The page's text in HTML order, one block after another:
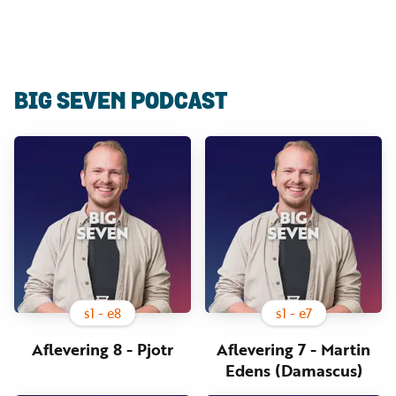
BIG SEVEN PODCAST
s1 - e8
Aflevering 8 - Pjotr
s1 - e7
Aflevering 7 - Martin
Edens (Damascus)
Podcasts
Kanalen
Steun
onze
missie